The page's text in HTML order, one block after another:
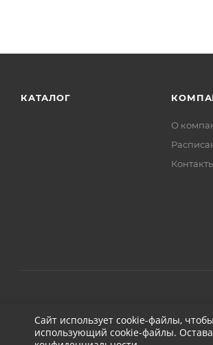
КАТАЛОГ
О
2026 © ДЕТЕЙЛИНГ-МАРКЕТ АВТОНОВЬЕ
Сайт использует cookie-файлы,
использующий cookie-файлы.